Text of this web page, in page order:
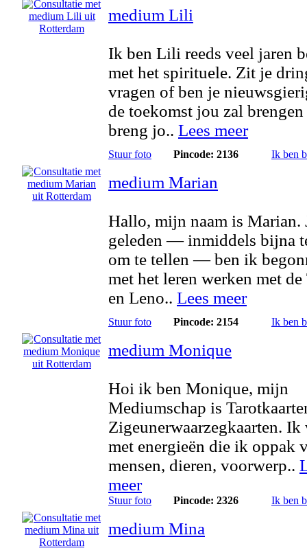
medium Lili
Ik ben Lili reeds veel jaren
met het spirituele. Zit je
vragen of ben je
de toekomst jou zal
breng jo.. Lees meer
Stuur foto Pincode: 2136 Ik ben
medium Marian
Hallo, mijn naam is Marian.
geleden — inmiddels bijna
om te tellen — ben ik
met het leren werken met de
en Leno.. Lees meer
Stuur foto Pincode: 2154 Ik ben
medium Monique
Hoi ik ben Monique, mijn
Mediumschap is
Zigeunerwaarzegkaarten. Ik
met energieën die ik oppak
mensen, dieren, voorwerp..
meer
Stuur foto Pincode: 2326 Ik ben
medium Mina